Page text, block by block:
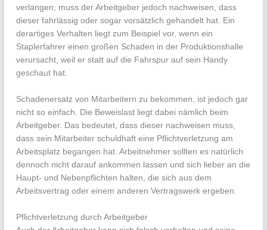
verlangen, muss der Arbeitgeber jedoch nachweisen, dass
dieser fahrlässig oder sogar vorsätzlich gehandelt hat. Ein
derartiges Verhalten liegt zum Beispiel vor, wenn ein
Staplerfahrer einen großen Schaden in der Produktionshalle
verursacht, weil er statt auf die Fahrspur auf sein Handy
geschaut hat.
Schadenersatz von Mitarbeitern zu bekommen, ist jedoch gar
nicht so einfach. Die Beweislast liegt dabei nämlich beim
Arbeitgeber. Das bedeutet, dass dieser nachweisen muss,
dass sein Mitarbeiter schuldhaft eine Pflichtverletzung am
Arbeitsplatz begangen hat. Arbeitnehmer sollten es natürlich
dennoch nicht darauf ankommen lassen und sich lieber an die
Haupt- und Nebenpflichten halten, die sich aus dem
Arbeitsvertrag oder einem anderen Vertragswerk ergeben.
Pflichtverletzung durch Arbeitgeber